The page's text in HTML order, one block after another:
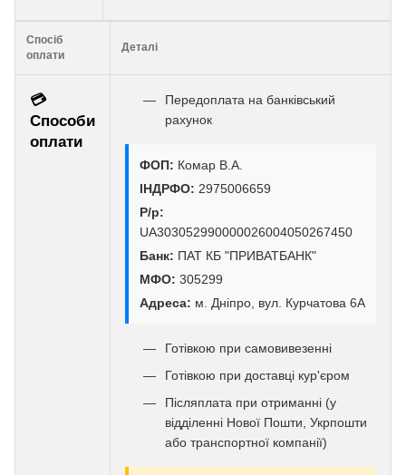
Спосіб
оплати
Деталі
💳
Способи
оплати
Передоплата на банківський
рахунок
ФОП: Комар В.А.
ІНДРФО: 2975006659
Р/р:
UA303052990000026004050267450
Банк: ПАТ КБ "ПРИВАТБАНК"
МФО: 305299
Адреса: м. Дніпро, вул. Курчатова 6А
Готівкою при самовивезенні
Готівкою при доставці кур'єром
Післяплата при отриманні (у
відділенні Нової Пошти, Укрпошти
або транспортної компанії)